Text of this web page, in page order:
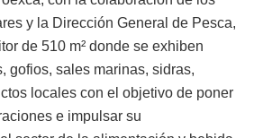
y la Dirección General de Pesca,
de 510 m² donde se exhiben
gofios, sales marinas, sidras,
locales con el objetivo de poner
e impulsar su